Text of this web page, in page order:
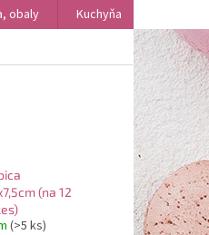
obaly Kuchyňa
(na 12
(>5 ks)